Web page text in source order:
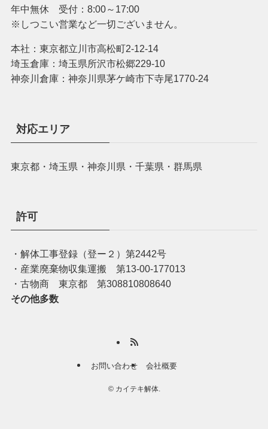
年中無休 受付：8:00～17:00
※しつこい営業など一切ございません。
本社：東京都立川市高松町2-12-14
埼玉倉庫：埼玉県所沢市松郷229-10
神奈川倉庫：神奈川県茅ケ崎市下寺尾1770-24
対応エリア
東京都・埼玉県・神奈川県・千葉県・群馬県
許可
・解体工事登録（登ー２）第2442号
・産業廃棄物収集運搬 第13-00-177013
・古物商 東京都 第308810808640
その他多数
お問い合わせ 会社概要
©カイテキ解体.